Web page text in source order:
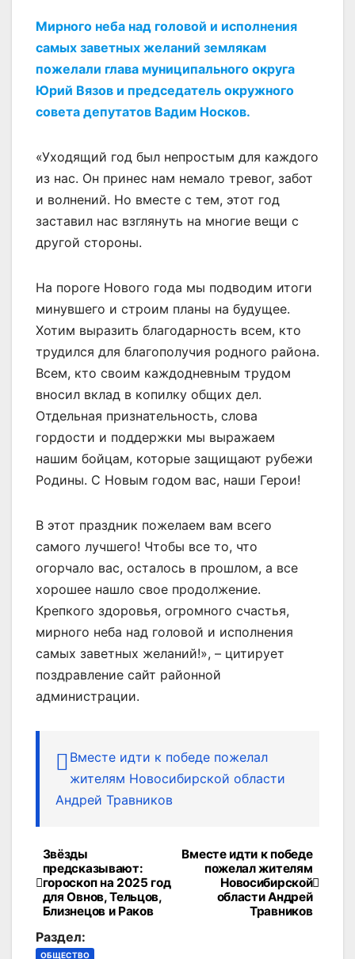
Мирного неба над головой и исполнения
самых заветных желаний землякам
пожелали глава муниципального округа
Юрий Вязов и председатель окружного
совета депутатов Вадим Носков.
«Уходящий год был непростым для каждого
из нас. Он принес нам немало тревог, забот
и волнений. Но вместе с тем, этот год
заставил нас взглянуть на многие вещи с
другой стороны.
На пороге Нового года мы подводим итоги
минувшего и строим планы на будущее.
Хотим выразить благодарность всем, кто
трудился для благополучия родного района.
Всем, кто своим каждодневным трудом
вносил вклад в копилку общих дел.
Отдельная признательность, слова
гордости и поддержки мы выражаем
нашим бойцам, которые защищают рубежи
Родины. С Новым годом вас, наши Герои!
В этот праздник пожелаем вам всего
самого лучшего! Чтобы все то, что
огорчало вас, осталось в прошлом, а все
хорошее нашло свое продолжение.
Крепкого здоровья, огромного счастья,
мирного неба над головой и исполнения
самых заветных желаний!», – цитирует
поздравление сайт районной
администрации.
Вместе идти к победе пожелал
жителям Новосибирской области
Андрей Травников
Навигация
по
записям
Вместе идти к победе
пожелал жителям
Новосибирской
области Андрей
Травников
Звёзды
предсказывают:
гороскоп на 2025 год
для Овнов, Тельцов,
Близнецов и Раков
Раздел:
ОБЩЕСТВО